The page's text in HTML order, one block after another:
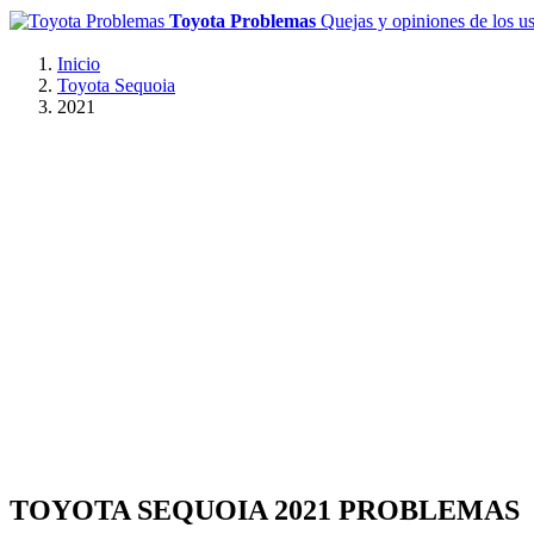
Toyota Problemas Quejas y opiniones de los
Inicio
Toyota Sequoia
2021
TOYOTA SEQUOIA 2021 PROBLEMAS